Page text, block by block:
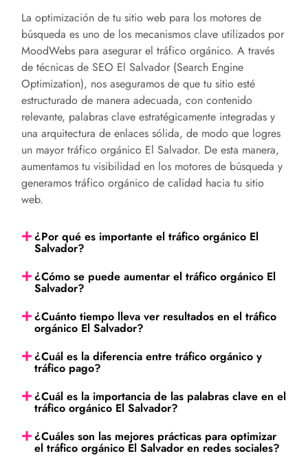
La optimización de tu sitio web para los motores de
búsqueda es uno de los mecanismos clave utilizados por
MoodWebs para asegurar el tráfico orgánico. A través
de técnicas de SEO El Salvador (Search Engine
Optimization), nos aseguramos de que tu sitio esté
estructurado de manera adecuada, con contenido
relevante, palabras clave estratégicamente integradas y
una arquitectura de enlaces sólida, de modo que logres
un mayor tráfico orgánico El Salvador. De esta manera,
aumentamos tu visibilidad en los motores de búsqueda y
generamos tráfico orgánico de calidad hacia tu sitio
web.
¿Por qué es importante el tráfico orgánico El
Salvador?
¿Cómo se puede aumentar el tráfico orgánico El
Salvador?
¿Cuánto tiempo lleva ver resultados en el tráfico
orgánico El Salvador?
¿Cuál es la diferencia entre tráfico orgánico y
tráfico pago?
¿Cuál es la importancia de las palabras clave en el
tráfico orgánico El Salvador?
¿Cuáles son las mejores prácticas para optimizar
el tráfico orgánico El Salvador en redes sociales?